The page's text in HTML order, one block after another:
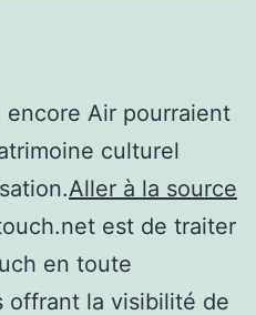
Air pourraient
culturel
Aller à la source
est de traiter
en toute
offrant la visibilité de